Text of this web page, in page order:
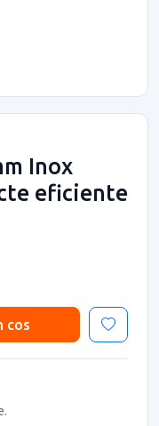
Inox
eficiente
cos